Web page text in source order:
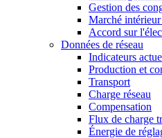
Gestion des
Marché
Accord sur
Données de réseau
Indicateurs
Production et
Transport
Charge réseau
Compensation
Flux de charge
Énergie de